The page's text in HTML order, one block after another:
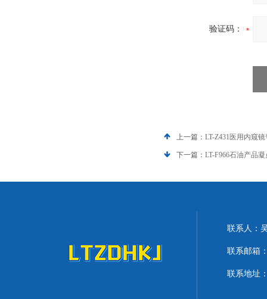
验证码：
上一篇： LT-Z431医用内窥
下一篇： LT-F966石油产品
联系人：
联系邮箱
联系地址